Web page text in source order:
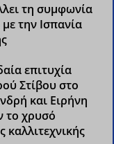
τη συμφωνία
την Ισπανία
επιτυχία
Στίβου στο
και Ειρήνη
το χρυσό
καλλιτεχνικής